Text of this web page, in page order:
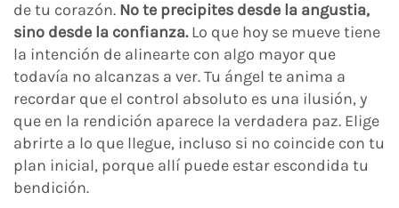
de tu corazón. No te precipites desde la angustia,
sino desde la confianza.Lo que hoy se mueve tiene
la intención de alinearte con algo mayor que
todavía no alcanzas a ver. Tu ángel te anima a
recordar que el control absoluto es una ilusión, y
que en la rendición aparece la verdadera paz. Elige
abrirte a lo que llegue, incluso si no coincide con tu
plan inicial, porque allí puede estar escondida tu
bendición.